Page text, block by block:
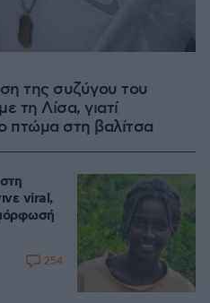
της συζύγου του
τη Λίσα, γιατί
πτώμα στη βαλίτσα
viral,
254